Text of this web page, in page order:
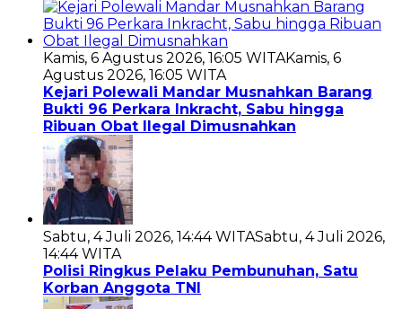
Kamis, 6 Agustus 2026, 16:05 WITAKamis, 6
Agustus 2026, 16:05 WITA
Kejari Polewali Mandar Musnahkan Barang
Bukti 96 Perkara Inkracht, Sabu hingga
Ribuan Obat Ilegal Dimusnahkan
Sabtu, 4 Juli 2026, 14:44 WITASabtu, 4 Juli 2026,
14:44 WITA
Polisi Ringkus Pelaku Pembunuhan, Satu
Korban Anggota TNI